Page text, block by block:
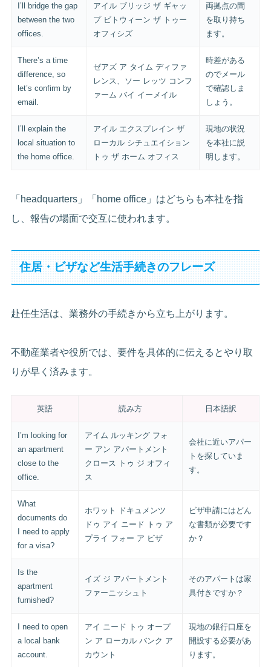
I’ll bridge the gap
between the two
offices.
アイル ブリッジ ザ ギャッ
プ ビトウィーン ザ トゥー
オフィシズ
両拠点の間
を取り持ち
ます。
There’s a time
difference, so
let’s confirm by
email.
ゼアズ ア タイム ディファ
レンス、ソー レッツ コンフ
ァーム バイ イーメイル
時差がある
のでメール
で確認しま
しょう。
I’ll explain the
local situation to
the home office.
アイル エクスプレイン ザ
ローカル シチュエイション
トゥ ザ ホーム オフィス
現地の状況
を本社に説
明します。
「headquarters」「home office」はどちらも本社を指
し、報告の場面で交互に使われます。
住居・ビザなど生活手続きのフレーズ
赴任生活は、業務外の手続きから立ち上がります。
不動産業者や役所では、要件を具体的に伝えるとやり取
りが早く済みます。
英語 読み方 日本語訳
I’m looking for
an apartment
close to the
office.
アイム ルッキング フォ
ー アン アパートメント
クロース トゥ ジ オフィ
ス
会社に近いアパー
トを探していま
す。
What
documents do
I need to apply
for a visa?
ホワット ドキュメンツ
ドゥ アイ ニード トゥ ア
プライ フォー ア ビザ
ビザ申請にはどん
な書類が必要です
か？
Is the
apartment
furnished?
イズ ジ アパートメント
ファーニッシュト
そのアパートは家
具付きですか？
I need to open
a local bank
account.
アイ ニード トゥ オープ
ン ア ローカル バンク ア
カウント
現地の銀行口座を
開設する必要があ
ります。